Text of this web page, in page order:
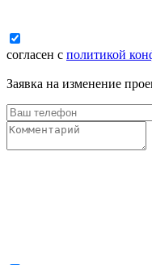
согласен с политикой
Заявка на изменение